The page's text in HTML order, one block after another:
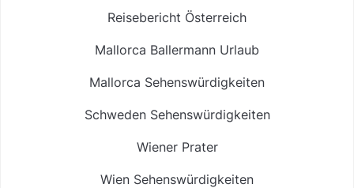
Reisebericht Österreich
Mallorca Ballermann Urlaub
Mallorca Sehenswürdigkeiten
Schweden Sehenswürdigkeiten
Wiener Prater
Wien Sehenswürdigkeiten